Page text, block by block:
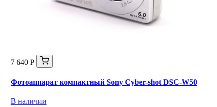
7 640 Р
Фотоаппарат компактный Sony Cyber-shot DSC-W50
В наличии